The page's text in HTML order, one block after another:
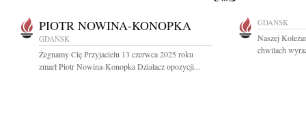
PIOTR NOWINA-KONOPKA
GDAŃSK
Żegnamy Cię Przyjacielu 13 czerwca 2025 roku
zmarł Piotr Nowina-Konopka Działacz opozycji...
GDAŃSK
Naszej
chwilach